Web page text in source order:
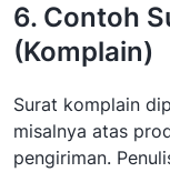
6. Contoh
(Komplain)
Surat komplain
misalnya atas
pengiriman.